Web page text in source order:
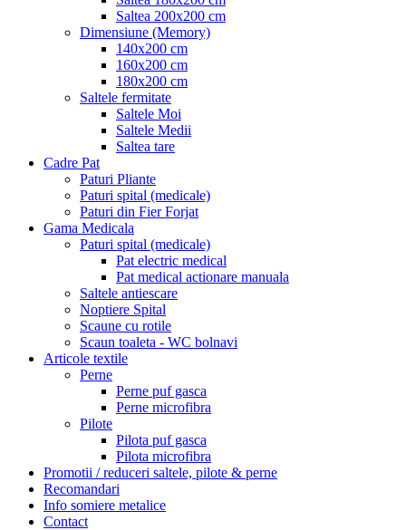
Saltea 200x200 cm
Dimensiune (Memory)
140x200 cm
160x200 cm
180x200 cm
Saltele fermitate
Saltele Moi
Saltele Medii
Saltea tare
Cadre Pat
Paturi Pliante
Paturi spital (medicale)
Paturi din Fier Forjat
Gama Medicala
Paturi spital (medicale)
Pat electric medical
Pat medical actionare manuala
Saltele antiescare
Noptiere Spital
Scaune cu rotile
Scaun toaleta - WC bolnavi
Articole textile
Perne
Perne puf gasca
Perne microfibra
Pilote
Pilota puf gasca
Pilota microfibra
Promotii / reduceri saltele, pilote & perne
Recomandari
Info somiere metalice
Contact